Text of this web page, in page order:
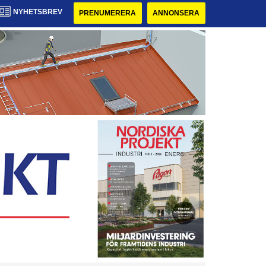
NYHETSBREV PRENUMERERA ANNONSERA